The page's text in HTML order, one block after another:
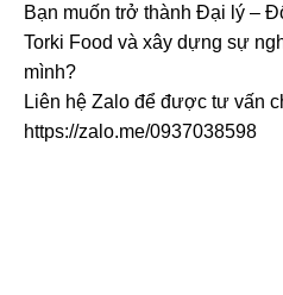
Bạn muốn trở thành Đại lý –
Torki Food và xây dựng sự
mình?
Liên hệ Zalo để được tư vấn
https://zalo.me/0937038598